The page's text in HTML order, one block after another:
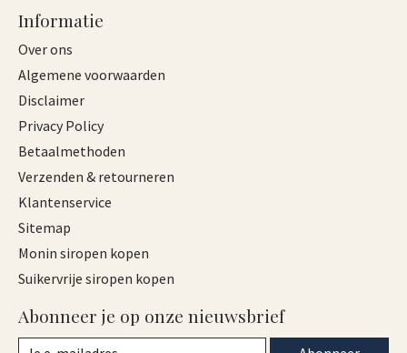
Informatie
Over ons
Algemene voorwaarden
Disclaimer
Privacy Policy
Betaalmethoden
Verzenden & retourneren
Klantenservice
Sitemap
Monin siropen kopen
Suikervrije siropen kopen
Abonneer je op onze nieuwsbrief